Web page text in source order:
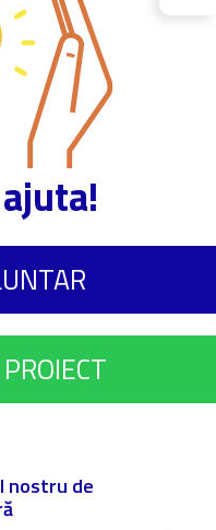
nostru de